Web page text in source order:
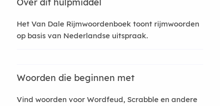
Het Van Dale Rijmwoordenboek toont rijmwoorden
op basis van Nederlandse uitspraak.
Woorden die beginnen met
Vind woorden voor Wordfeud, Scrabble en andere